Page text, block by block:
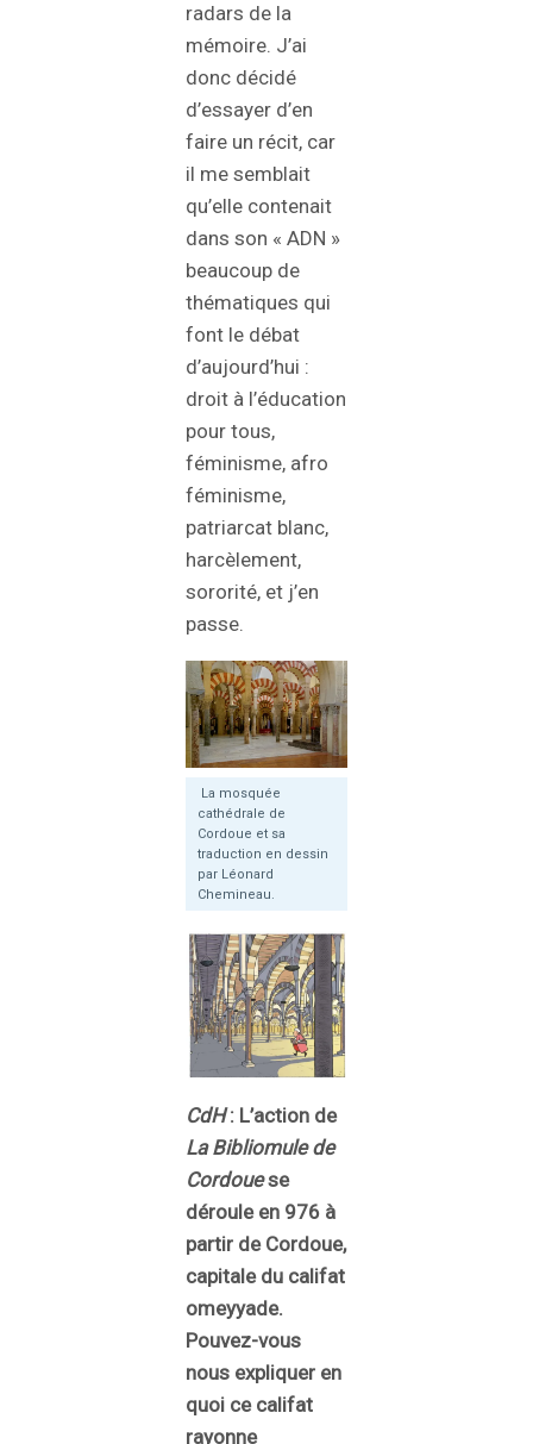
radars de la
mémoire. J’ai
donc décidé
d’essayer d’en
faire un récit, car
il me semblait
qu’elle contenait
dans son « ADN »
beaucoup de
thématiques qui
font le débat
d’aujourd’hui :
droit à l’éducation
pour tous,
féminisme, afro
féminisme,
patriarcat blanc,
harcèlement,
sororité, et j’en
passe.
La mosquée
cathédrale de
Cordoue et sa
traduction en dessin
par Léonard
Chemineau.
CdH: L’action de
La Bibliomule de
Cordouese
déroule en 976 à
partir de Cordoue,
capitale du califat
omeyyade.
Pouvez-vous
nous expliquer en
quoi ce califat
rayonne